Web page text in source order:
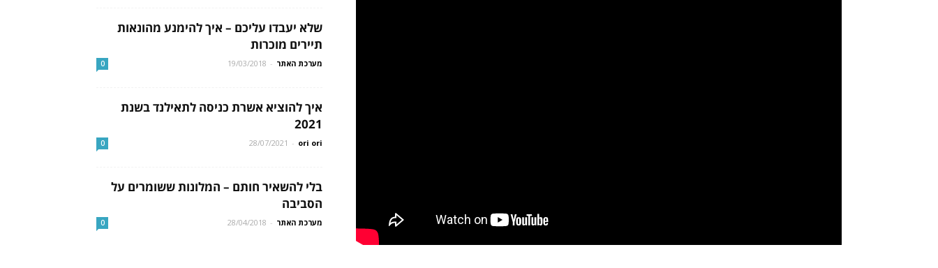
שלא יעבדו עליכם – איך להימנע מהונאות
תיירים מוכרות
מערכת האתר -
19/03/2018
0
איך להוציא אשרת כניסה לתאילנד בשנת
2021
ori ori
-
28/07/2021
0
בלי להשאיר חותם – המלונות ששומרים על
הסביבה
מערכת האתר -
28/04/2018
0